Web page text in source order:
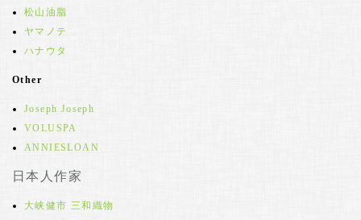
松山油脂
ヤマノテ
ハナウタ
Other
Joseph Joseph
VOLUSPA
ANNIESLOAN
日本人作家
大峡健市 三和織物